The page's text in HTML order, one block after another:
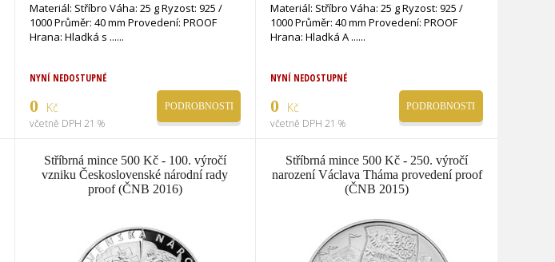
Materiál: Stříbro Váha: 25 g Ryzost: 925 /
1000 Průměr: 40 mm Provedení: PROOF
Hrana: Hladká s ...
NYNÍ NEDOSTUPNÉ
0 Kč
včetně DPH 21 %
PODROBNOSTI
Materiál: Stříbro Váha: 25 g Ryzost: 925 /
1000 Průměr: 40 mm Provedení: PROOF
Hrana: Hladká A ...
NYNÍ NEDOSTUPNÉ
0 Kč
včetně DPH 21 %
PODROBNOSTI
Stříbrná mince 500 Kč - 100. výročí
vzniku Československé národní rady
proof (ČNB 2016)
Stříbrná mince 500 Kč - 250. výročí
narození Václava Tháma provedení proof
(ČNB 2015)